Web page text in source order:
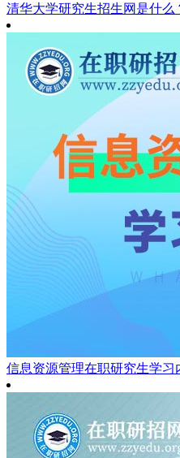
清华大学研究生招生网是什么
信息资源管理在职研究生学习